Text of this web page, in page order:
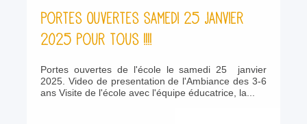
Portes Ouvertes samedi 25 janvier
2025 pour tous !!!!
Portes ouvertes de l'école le samedi 25 janvier
2025. Video de presentation de l'Ambiance des 3-6
ans Visite de l'école avec l'équipe éducatrice, la...